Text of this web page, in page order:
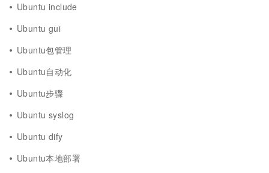
Ubuntu include
Ubuntu gui
Ubuntu包管理
Ubuntu自动化
Ubuntu步骤
Ubuntu syslog
Ubuntu dify
Ubuntu本地部署